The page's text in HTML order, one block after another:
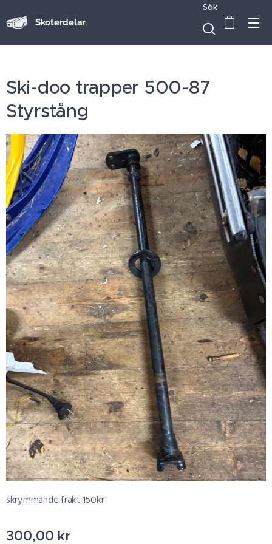
Skoterdelar
Sök
Ski-doo trapper 500-87
Styrstång
skrymmande frakt 150kr
300,00 kr